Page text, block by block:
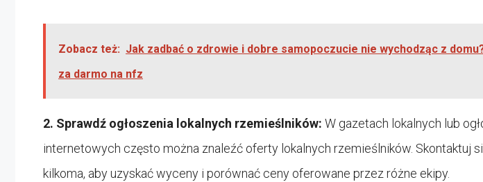
Zobacz też: Jak zadbać o zdrowie i dobre samopoczucie nie wychodząc z
za darmo na nfz
2. Sprawdź ogłoszenia lokalnych rzemieślników: W gazetach lokalnych lub
internetowych często można znaleźć oferty lokalnych rzemieślników. Skontaktuj
kilkoma, aby uzyskać wyceny i porównać ceny oferowane przez różne ekipy.